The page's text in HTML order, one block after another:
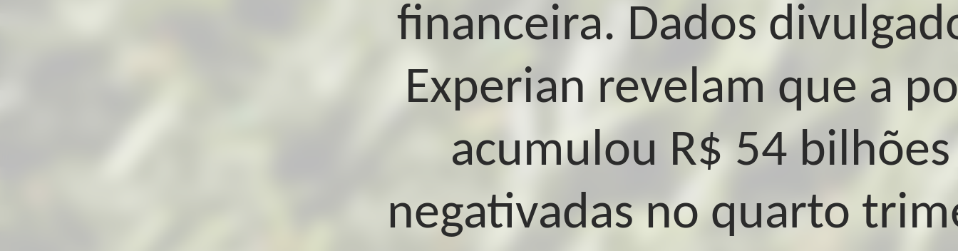
financeira. Dados
Experian revelam que a
acumulou R$ 54
negativadas no quarto